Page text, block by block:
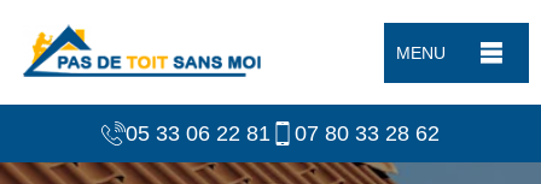
MENU
05 33 06 22 81 07 80 33 28 62